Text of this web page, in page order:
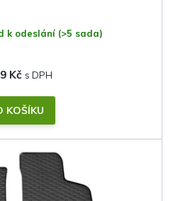
k odeslání (>5 sada)
Kč
KOŠÍKU